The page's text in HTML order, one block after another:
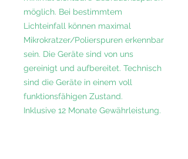
möglich. Bei bestimmtem
Lichteinfall können maximal
Mikrokratzer/Polierspuren erkennbar
sein. Die Geräte sind von uns
gereinigt und aufbereitet. Technisch
sind die Geräte in einem voll
funktionsfähigen Zustand.
Inklusive 12 Monate Gewährleistung.